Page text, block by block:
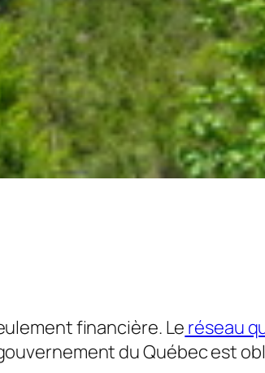
financière. Le réseau
du Québec est